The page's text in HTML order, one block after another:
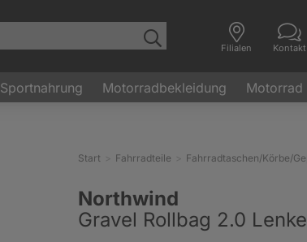
Filialen Kontakt
Sportnahrung Motorradbekleidung Motorrad
Start Fahrradteile Fahrradtaschen/Körbe/
Northwind
Gravel Rollbag 2.0